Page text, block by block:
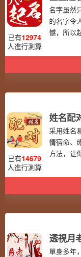
已有12974
人進行測算
名字虽然
的名字令
憾，所以
已有14679
人進行測算
姓名配
采用姓名
情宿命、
方法，让
透視月
單身多年